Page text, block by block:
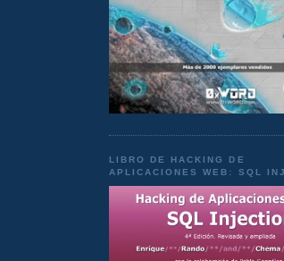
LIBRO DE HACKING DE
APLICACIONES WEB: SQL